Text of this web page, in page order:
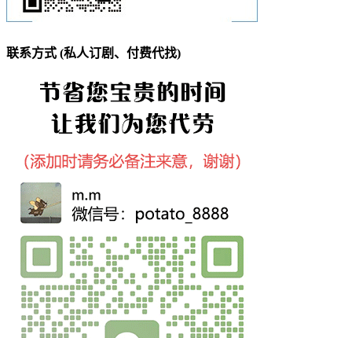
联系方式 (私人订剧、付费代找)